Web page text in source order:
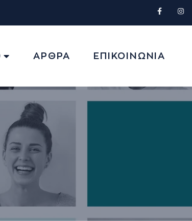
ΑΡΘΡΑ ΕΠΙΚΟΙΝΩΝΙΑ